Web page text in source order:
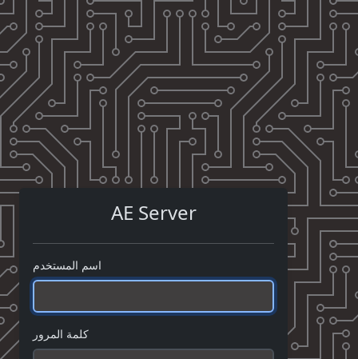
AE Server
اسم المستخدم
كلمة المرور